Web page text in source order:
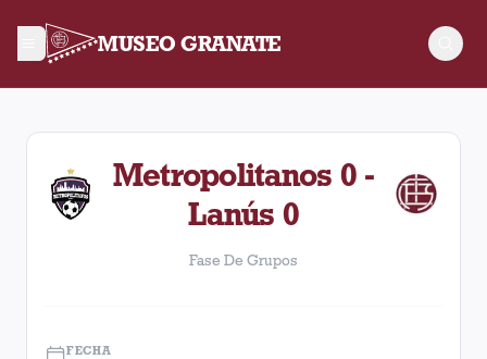
MUSEO GRANATE
Fase De Grupos. Partido entre Lanús y Metropolitanos
Metropolitanos 0 -
Lanús 0
Fase De Grupos
FECHA